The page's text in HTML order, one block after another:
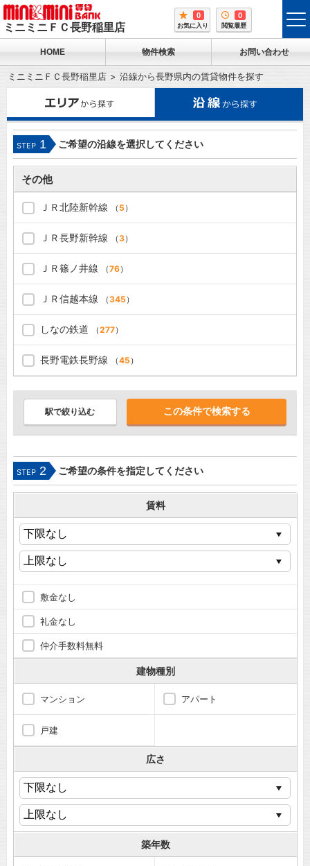
ミニミニＦＣ長野稲里店
0
お気に入り
0
閲覧履歴
HOME 物件検索 お問い合わせ
ミニミニＦＣ長野稲里店 沿線から長野県内の賃貸物件を探す
STEP 1 ご希望の沿線を選択してください
その他
ＪＲ北陸新幹線 （ 5 ）
ＪＲ長野新幹線 （3）
ＪＲ篠ノ井線 （76）
ＪＲ信越本線 （345 ）
しなの鉄道 （277）
長野電鉄長野線 （45 ）
駅で絞り込む
STEP 2 ご希望の条件を指定してください
賃料
敷金なし
礼金なし
仲介手数料無料
建物種別
マンション アパート
戸建
広さ
築年数